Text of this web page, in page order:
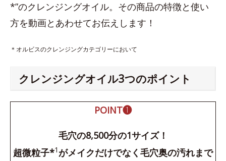
*”のクレンジングオイル。その商品の特徴と使い
方を動画とあわせてお伝えします！
＊オルビスのクレンジングカテゴリーにおいて
クレンジングオイル3つのポイント
POINT❶
毛穴の8,500分の1サイズ！
超微粒子*1 がメイクだけでなく毛穴奥の汚れまで